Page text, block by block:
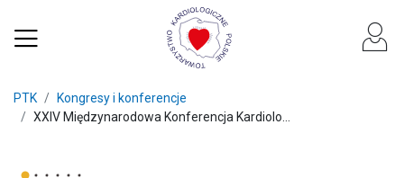
PTK
Kongresy i konferencje
XXIV Międzynarodowa Konferencja Kardiolo...